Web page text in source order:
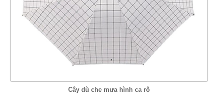
Cây dù che mưa hình ca rô